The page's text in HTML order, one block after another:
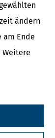
ändern
Ende
Weitere
wirken